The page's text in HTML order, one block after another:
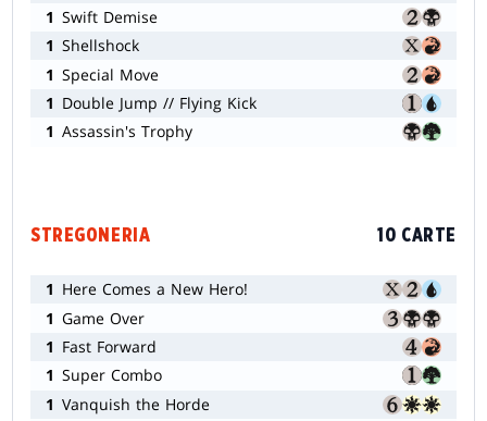
1 Swift Demise
1 Shellshock
1 Special Move
1 Double Jump // Flying Kick
1 Assassin's Trophy
STREGONERIA 10 CARTE
1 Here Comes a New Hero!
1 Game Over
1 Fast Forward
1 Super Combo
1 Vanquish the Horde